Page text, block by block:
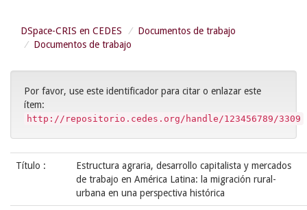
DSpace-CRIS en CEDES
Documentos de trabajo
Documentos de trabajo
Por favor, use este identificador para citar o enlazar este
ítem:
http://repositorio.cedes.org/handle/123456789/3309
Título :
Estructura agraria, desarrollo capitalista y mercados
de trabajo en América Latina: la migración rural-
urbana en una perspectiva histórica